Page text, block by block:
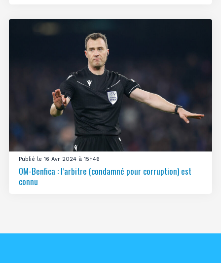
Publié le 16 Avr 2024 à 15h46
OM-Benfica : l’arbitre (condamné pour corruption) est
connu